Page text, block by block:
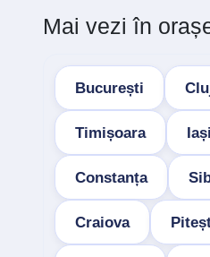
Mai vezi în
București
Timișoara Iași
Constanța
Craiova